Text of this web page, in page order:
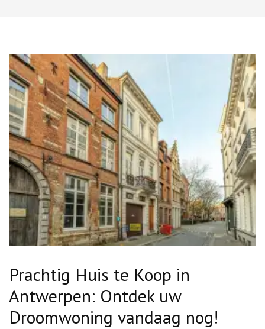
Prachtig Huis te Koop in
Antwerpen: Ontdek uw
Droomwoning vandaag nog!